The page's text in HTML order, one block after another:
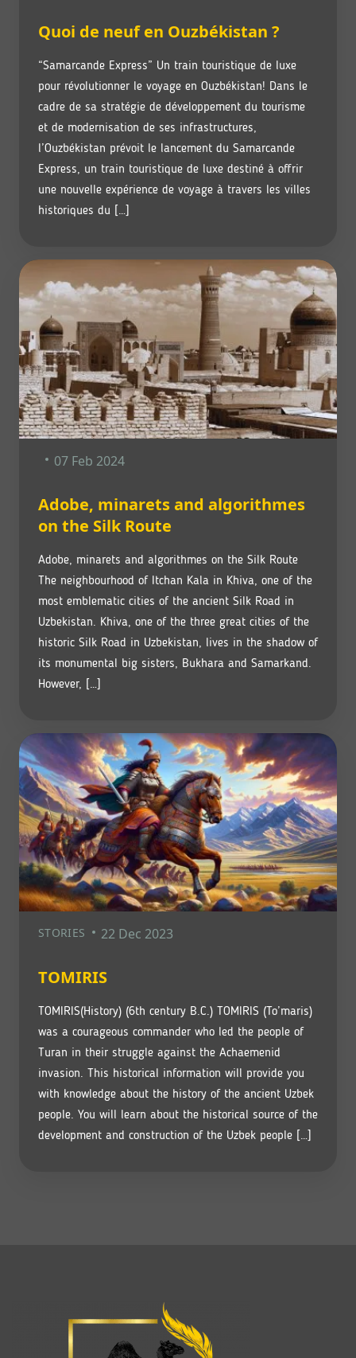
Quoi de neuf en Ouzbékistan ?
“Samarcande Express” Un train touristique de luxe
pour révolutionner le voyage en Ouzbékistan! Dans le
cadre de sa stratégie de développement du tourisme
et de modernisation de ses infrastructures,
l’Ouzbékistan prévoit le lancement du Samarcande
Express, un train touristique de luxe destiné à offrir
une nouvelle expérience de voyage à travers les villes
historiques du […]
07 Feb 2024
Adobe, minarets and algorithmes
on the Silk Route
Adobe, minarets and algorithmes on the Silk Route
The neighbourhood of Itchan Kala in Khiva, one of the
most emblematic cities of the ancient Silk Road in
Uzbekistan. Khiva, one of the three great cities of the
historic Silk Road in Uzbekistan, lives in the shadow of
its monumental big sisters, Bukhara and Samarkand.
However, […]
STORIES 22 Dec 2023
TOMIRIS
TOMIRIS(History) (6th century B.C.) TOMIRIS (To’maris)
was a courageous commander who led the people of
Turan in their struggle against the Achaemenid
invasion. This historical information will provide you
with knowledge about the history of the ancient Uzbek
people. You will learn about the historical source of the
development and construction of the Uzbek people […]